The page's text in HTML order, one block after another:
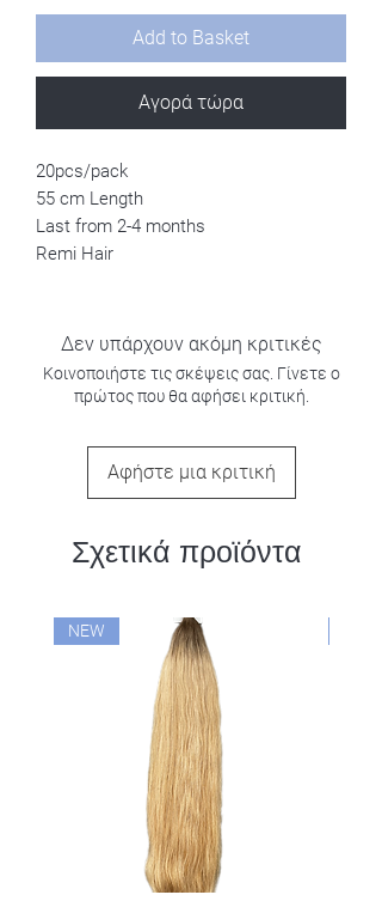
Add to Basket
Αγορά τώρα
20pcs/pack
55 cm Length
Last from 2-4 months
Remi Hair
Δεν υπάρχουν ακόμη κριτικές
Κοινοποιήστε τις σκέψεις σας. Γίνετε ο
πρώτος που θα αφήσει κριτική.
Αφήστε μια κριτική
Σχετικά προϊόντα
NEW